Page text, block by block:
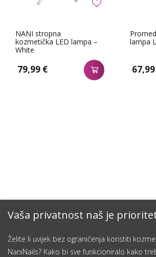
Vaša privatnost naš je
Želite li uvijek bez ograničenja koristiti
NaniNails? Kako bi sve funkcioniralo kako
NANI stropna
kozmetička LED lampa –
White
79,99 €
lampa